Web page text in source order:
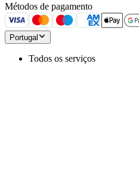
Métodos de pagamento
Portugal
Todos os serviços